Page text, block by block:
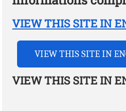
VIEW THIS SITE IN
VIEW THIS SITE IN
VIEW THIS SITE IN